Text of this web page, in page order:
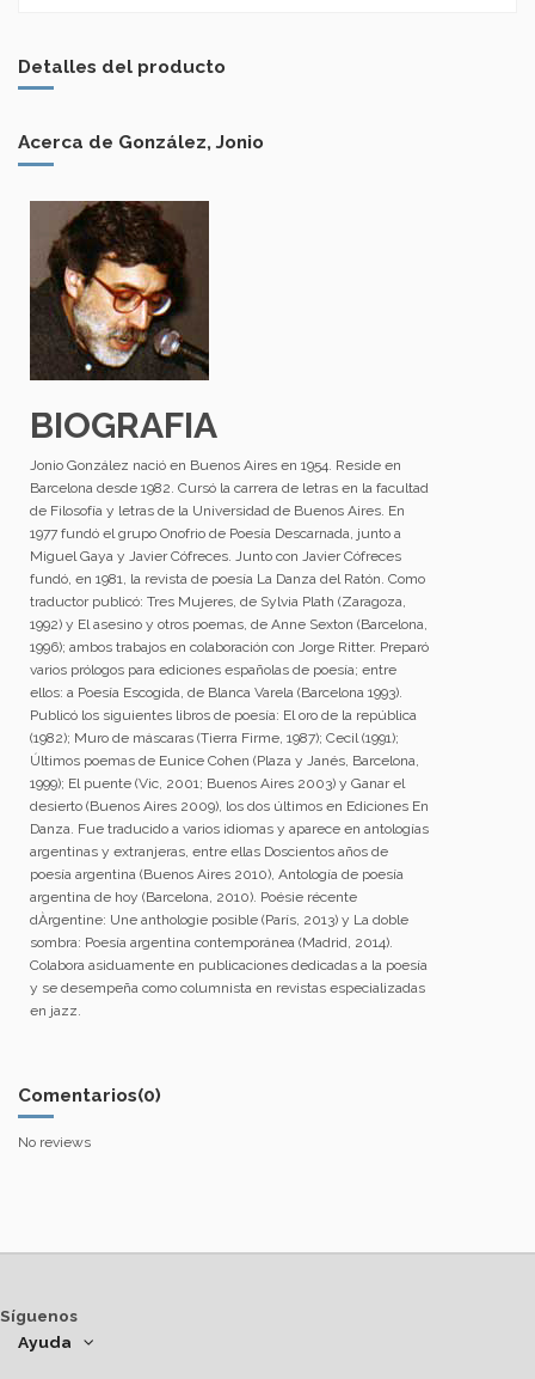
Detalles del producto
Acerca de González, Jonio
BIOGRAFIA
Jonio González nació en Buenos Aires en 1954. Reside en
Barcelona desde 1982. Cursó la carrera de letras en la facultad
de Filosofía y letras de la Universidad de Buenos Aires. En
1977 fundó el grupo Onofrio de Poesía Descarnada, junto a
Miguel Gaya y Javier Cófreces. Junto con Javier Cófreces
fundó, en 1981, la revista de poesía La Danza del Ratón. Como
traductor publicó: Tres Mujeres, de Sylvia Plath (Zaragoza,
1992) y El asesino y otros poemas, de Anne Sexton (Barcelona,
1996); ambos trabajos en colaboración con Jorge Ritter. Preparó
varios prólogos para ediciones españolas de poesía; entre
ellos: a Poesía Escogida, de Blanca Varela (Barcelona 1993).
Publicó los siguientes libros de poesía: El oro de la república
(1982); Muro de máscaras (Tierra Firme, 1987); Cecil (1991);
Últimos poemas de Eunice Cohen (Plaza y Janés, Barcelona,
1999); El puente (Vic, 2001; Buenos Aires 2003) y Ganar el
desierto (Buenos Aires 2009), los dos últimos en Ediciones En
Danza. Fue traducido a varios idiomas y aparece en antologías
argentinas y extranjeras, entre ellas Doscientos años de
poesía argentina (Buenos Aires 2010), Antología de poesía
argentina de hoy (Barcelona, 2010). Poésie récente
dÀrgentine: Une anthologie posible (París, 2013) y La doble
sombra: Poesía argentina contemporánea (Madrid, 2014).
Colabora asiduamente en publicaciones dedicadas a la poesía
y se desempeña como columnista en revistas especializadas
en jazz.
Comentarios(0)
No reviews
Síguenos
Ayuda